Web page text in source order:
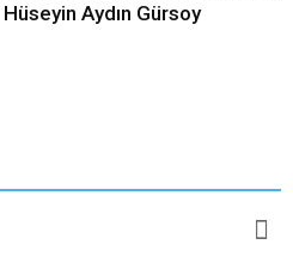
Aydın Gürsoy